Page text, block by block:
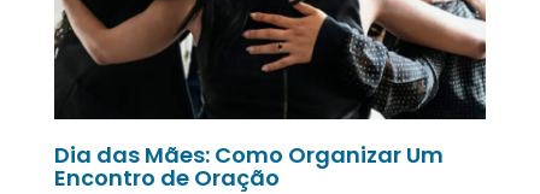
Dia das Mães: Como Organizar Um
Encontro de Oração